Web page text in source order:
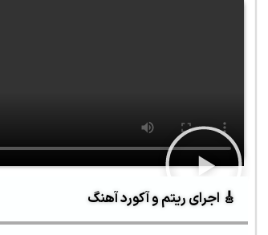
🎸 اجرای ریتم و آکورد آهنگ